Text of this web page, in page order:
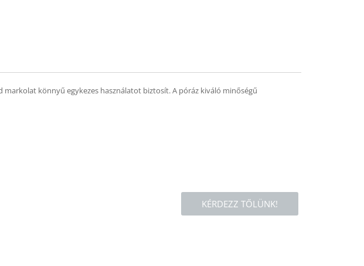
markolat könnyű egykezes használatot biztosít. A póráz kiváló minőségű
KÉRDEZZ TŐLÜNK!